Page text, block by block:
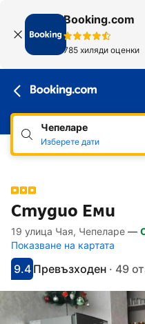
Booking.com
785 хиляди оценки
Чепеларе
Изберете дати
Студио Еми
Линкове,
Напред към описанието
Напред към удобствата
Напред към стаите
Напред към политиките
19 улица Чая, Чепеларе —
Показване на картата
С оценка: 9.4
9.4
Оценено като: фантастично
Превъзходен · 49